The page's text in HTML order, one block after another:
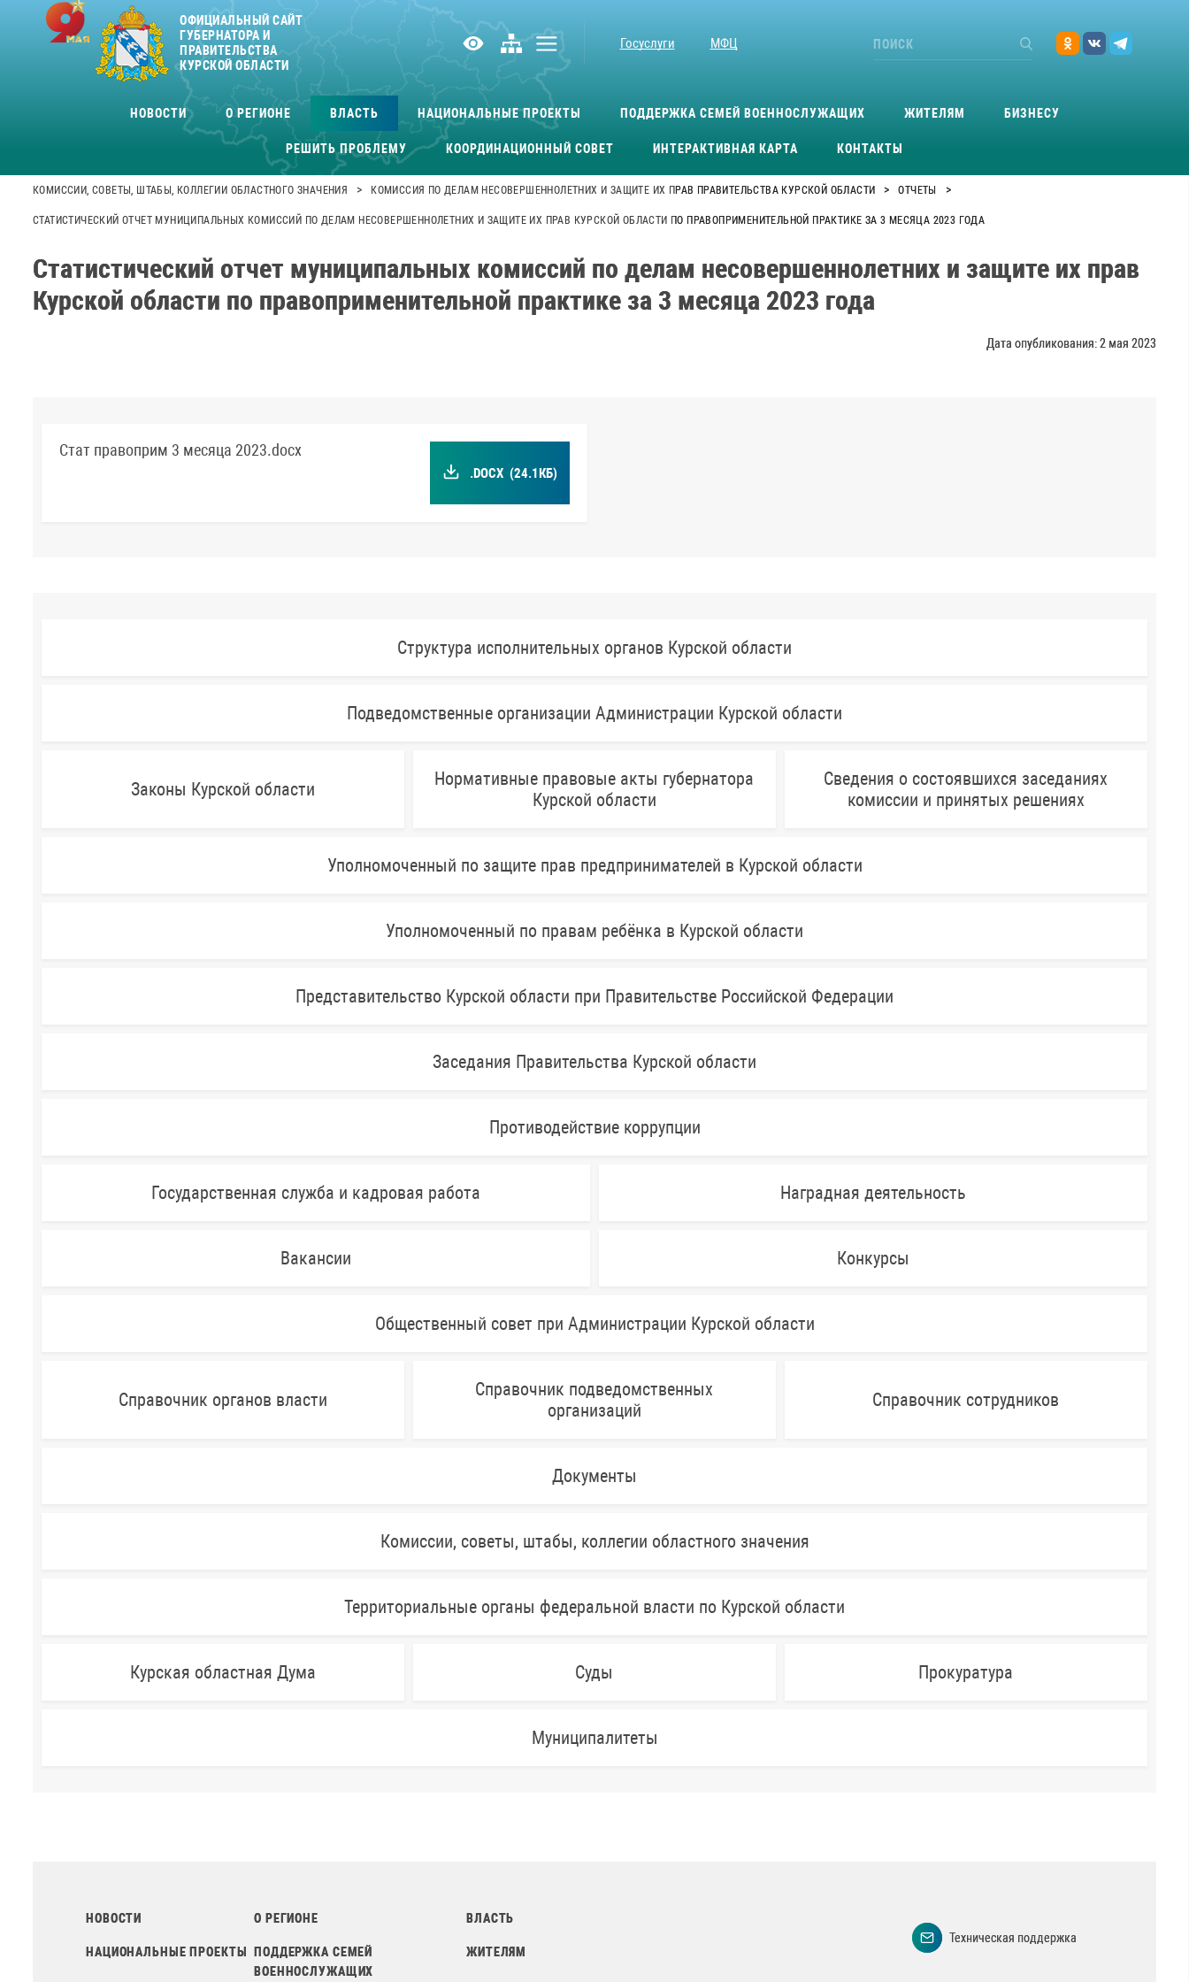
ОФИЦИАЛЬНЫЙ САЙТ
ГУБЕРНАТОРА И
ПРАВИТЕЛЬСТВА
КУРСКОЙ ОБЛАСТИ
Госуслуги МФЦ
НОВОСТИ О РЕГИОНЕ ВЛАСТЬ НАЦИОНАЛЬНЫЕ ПРОЕКТЫ ПОДДЕРЖКА СЕМЕЙ ВОЕННОСЛУЖАЩИХ ЖИТЕЛЯМ БИЗНЕСУ
РЕШИТЬ ПРОБЛЕМУ КООРДИНАЦИОННЫЙ СОВЕТ ИНТЕРАКТИВНАЯ КАРТА КОНТАКТЫ
КОМИССИИ, СОВЕТЫ, ШТАБЫ, КОЛЛЕГИИ ОБЛАСТНОГО ЗНАЧЕНИЯ > КОМИССИЯ ПО ДЕЛАМ НЕСОВЕРШЕННОЛЕТНИХ И ЗАЩИТЕ ИХ ПРАВ ПРАВИТЕЛЬСТВА КУРСКОЙ ОБЛАСТИ > ОТЧЕТЫ >
СТАТИСТИЧЕСКИЙ ОТЧЕТ МУНИЦИПАЛЬНЫХ КОМИССИЙ ПО ДЕЛАМ НЕСОВЕРШЕННОЛЕТНИХ И ЗАЩИТЕ ИХ ПРАВ КУРСКОЙ ОБЛАСТИ ПО ПРАВОПРИМЕНИТЕЛЬНОЙ ПРАКТИКЕ ЗА 3 МЕСЯЦА 2023 ГОДА
Статистический отчет муниципальных комиссий по делам несовершеннолетних и защите их прав
Курской области по правоприменительной практике за 3 месяца 2023 года
Дата опубликования: 2 мая 2023
Стат правоприм 3 месяца 2023.docx
.DOCX (24.1КБ)
Структура исполнительных органов Курской области
Подведомственные организации Администрации Курской области
Законы Курской области
Нормативные правовые акты губернатора
Курской области
Сведения о состоявшихся заседаниях
комиссии и принятых решениях
Уполномоченный по защите прав предпринимателей в Курской области
Уполномоченный по правам ребёнка в Курской области
Представительство Курской области при Правительстве Российской Федерации
Заседания Правительства Курской области
Противодействие коррупции
Государственная служба и кадровая работа Наградная деятельность
Вакансии Конкурсы
Общественный совет при Администрации Курской области
Справочник органов власти
Справочник подведомственных
организаций
Справочник сотрудников
Документы
Комиссии, советы, штабы, коллегии областного значения
Территориальные органы федеральной власти по Курской области
Курская областная Дума Суды Прокуратура
Муниципалитеты
НОВОСТИ О РЕГИОНЕ ВЛАСТЬ
НАЦИОНАЛЬНЫЕ ПРОЕКТЫ
ПОДДЕРЖКА СЕМЕЙ
ВОЕННОСЛУЖАЩИХ
ЖИТЕЛЯМ
Техническая поддержка